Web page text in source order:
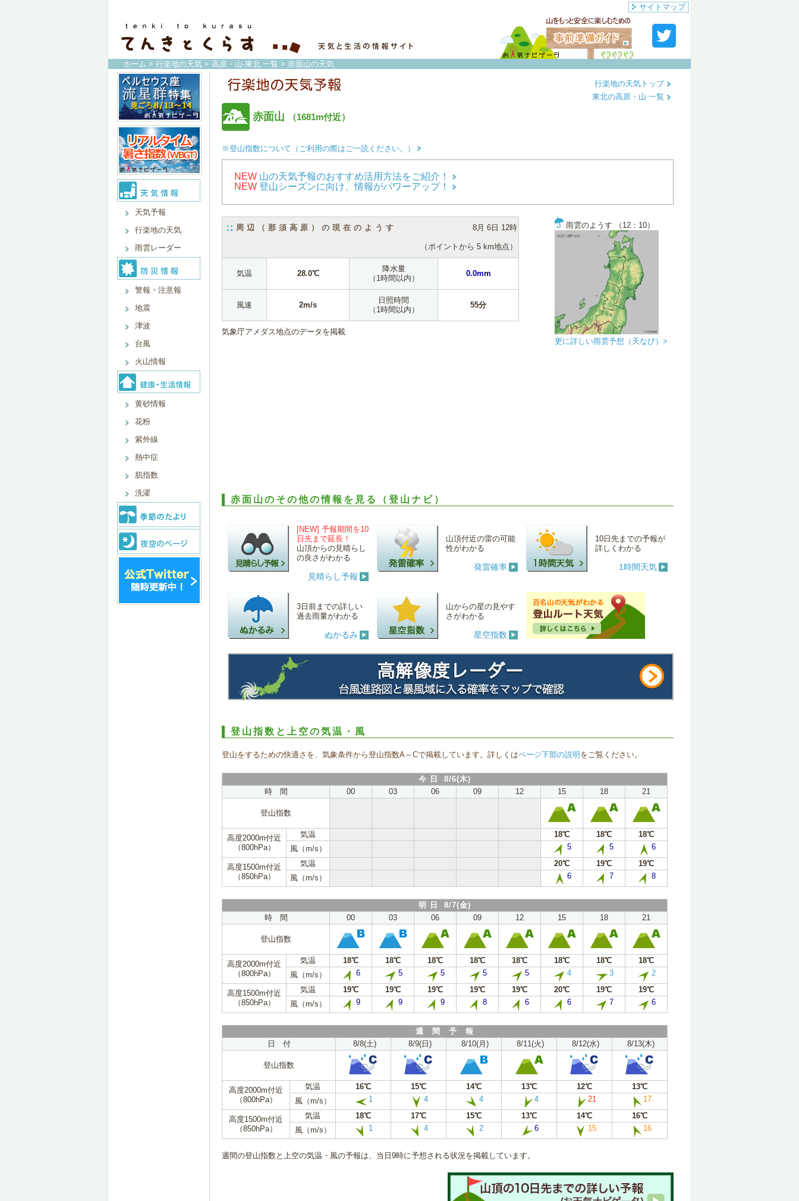
サイトマップ
ホーム > 行楽地の天気 > 高原・山-東北 一覧 > 赤面山の天気
天気予報
行楽地の天気
雨雲レーダー
警報・注意報
地震
津波
台風
火山情報
黄砂情報
花粉
紫外線
熱中症
肌指数
洗濯
赤面山 （1681m付近）
行楽地の天気トップ
東北の高原・山 一覧
※登山指数について（ご利用の際はご一読ください。）
NEW 山の天気予報のおすすめ活用方法をご紹介！
NEW 登山シーズンに向け、情報がパワーアップ！
周辺（那須高原）の現在のようす 8月 6日 12時
（ポイントから 5 km地点）
気温 28.0℃
降水量
（1時間以内）
0.0mm
風速 2m/s
日照時間
（1時間以内）
55分
気象庁アメダス地点のデータを掲載
雨雲のようす （12：10）
更に詳しい雨雲予想（天なび）>
赤面山のその他の情報を見る（登山ナビ）
[NEW] 予報期間を10
日先まで延長！
山頂からの見晴らし
の良さがわかる
見晴らし予報
山頂付近の雷の可能
性がわかる
発雷確率
10日先までの予報が
詳しくわかる
1時間天気
3日前までの詳しい
過去雨量がわかる
ぬかるみ
山からの星の見やす
さがわかる
星空指数
登山指数と上空の気温・風
登山をするための快適さを、気象条件から登山指数A～Cで掲載しています。詳しくはページ下部の説明 をご覧ください。
今 日 8/6(木)
時 間
00 03 06 09 12 15 18 21
登山指数
高度2000m付近
（800hPa）
気温 18℃ 18℃
18℃
風（m/s）
5 5 6
高度1500m付近
（850hPa）
気温 20℃ 19℃
19℃
風（m/s）
6 7 8
明 日 8/7(金)
時 間
00 03 06 09 12 15 18 21
登山指数
高度2000m付近
（800hPa）
気温 18℃ 18℃ 18℃ 18℃ 18℃ 18℃ 18℃
18℃
風（m/s）
6 5 5 5 5 4 3 2
高度1500m付近
（850hPa）
気温 19℃ 19℃ 19℃ 19℃ 19℃ 20℃ 19℃
19℃
風（m/s）
9 9 9 8 6 6 7 6
週 間 予 報
日 付
8/8(土) 8/9(日) 8/10(月) 8/11(火) 8/12(水) 8/13(木)
登山指数
高度2000m付近
（800hPa）
気温 16℃ 15℃ 14℃ 13℃ 12℃
13℃
風（m/s）
1 4 4 4 21 17
高度1500m付近
（850hPa）
気温 18℃ 17℃ 15℃ 13℃ 14℃
16℃
風（m/s）
1 4 2 6 15 16
週間の登山指数と上空の気温・風の予報は、当日9時に予想される状況を掲載しています。